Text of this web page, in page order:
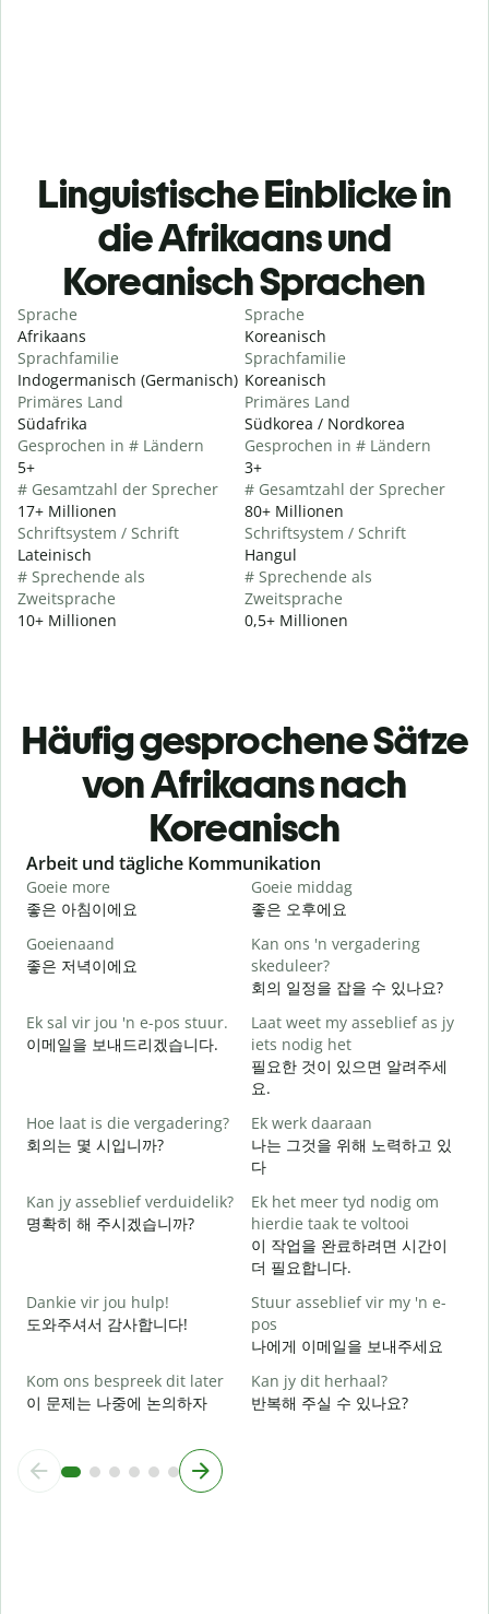
Linguistische Einblicke in
die Afrikaans und
Koreanisch Sprachen
Sprache
Afrikaans
Sprachfamilie
Indogermanisch (Germanisch)
Primäres Land
Südafrika
Gesprochen in # Ländern
5+
# Gesamtzahl der Sprecher
17+ Millionen
Schriftsystem / Schrift
Lateinisch
# Sprechende als
Zweitsprache
10+ Millionen
Sprache
Koreanisch
Sprachfamilie
Koreanisch
Primäres Land
Südkorea / Nordkorea
Gesprochen in # Ländern
3+
# Gesamtzahl der Sprecher
80+ Millionen
Schriftsystem / Schrift
Hangul
# Sprechende als
Zweitsprache
0,5+ Millionen
Häufig gesprochene Sätze
von Afrikaans nach
Koreanisch
Slide 1 of 6
Arbeit und tägliche Kommunikation
Goeie more
좋은 아침이에요
Goeie middag
좋은 오후에요
Goeienaand
좋은 저녁이에요
Kan ons 'n vergadering
skeduleer?
회의 일정을 잡을 수 있나요?
Ek sal vir jou 'n e-pos stuur.
이메일을 보내드리겠습니다.
Laat weet my asseblief as jy
iets nodig het
필요한 것이 있으면 알려주세
요.
Hoe laat is die vergadering?
회의는 몇 시입니까?
Ek werk daaraan
나는 그것을 위해 노력하고 있
다
Kan jy asseblief verduidelik?
명확히 해 주시겠습니까?
Ek het meer tyd nodig om
hierdie taak te voltooi
이 작업을 완료하려면 시간이
더 필요합니다.
Dankie vir jou hulp!
도와주셔서 감사합니다!
Stuur asseblief vir my 'n e-
pos
나에게 이메일을 보내주세요
Kom ons bespreek dit later
이 문제는 나중에 논의하자
Kan jy dit herhaal?
반복해 주실 수 있나요?